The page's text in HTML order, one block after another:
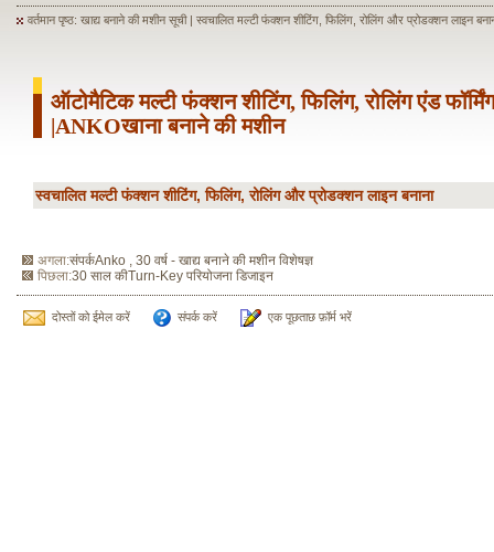
वर्तमान पृष्ठ: खाद्य बनाने की मशीन सूची | स्वचालित मल्टी फंक्शन शीटिंग, फिलिंग, रोलिंग और प्रोडक्शन लाइन
ऑटोमैटिक मल्टी फंक्शन शीटिंग, फिलिंग, रोलिंग एंड
|ANKOखाना बनाने की मशीन
स्वचालित मल्टी फंक्शन शीटिंग, फिलिंग, रोलिंग और प्रोडक्शन लाइन बनाना
अगला:संपर्कAnko , 30 वर्ष - खाद्य बनाने की मशीन विशेषज्ञ
पिछला:30 साल कीTurn-Key परियोजना डिजाइन
दोस्तों को ईमेल करें संपर्क करें एक पूछताछ फ़ॉर्म भरें